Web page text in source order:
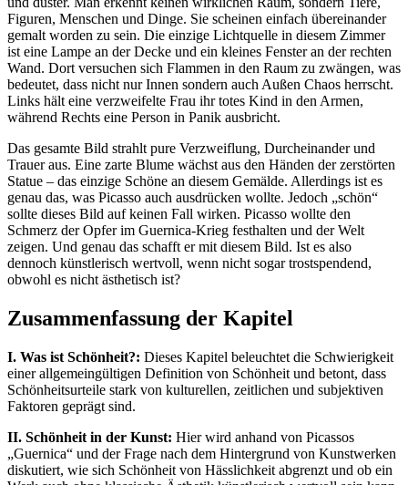
Figuren, Menschen und Dinge. Sie scheinen einfach übereinander
gemalt worden zu sein. Die einzige Lichtquelle in diesem Zimmer
ist eine Lampe an der Decke und ein kleines Fenster an der rechten
Wand. Dort versuchen sich Flammen in den Raum zu zwängen, was
bedeutet, dass nicht nur Innen sondern auch Außen Chaos herrscht.
Links hält eine verzweifelte Frau ihr totes Kind in den Armen,
während Rechts eine Person in Panik ausbricht.
Das gesamte Bild strahlt pure Verzweiflung, Durcheinander und
Trauer aus. Eine zarte Blume wächst aus den Händen der zerstörten
Statue – das einzige Schöne an diesem Gemälde. Allerdings ist es
genau das, was Picasso auch ausdrücken wollte. Jedoch „schön“
sollte dieses Bild auf keinen Fall wirken. Picasso wollte den
Schmerz der Opfer im Guernica-Krieg festhalten und der Welt
zeigen. Und genau das schafft er mit diesem Bild. Ist es also
dennoch künstlerisch wertvoll, wenn nicht sogar trostspendend,
obwohl es nicht ästhetisch ist?
Zusammenfassung der Kapitel
I. Was ist Schönheit?: Dieses Kapitel beleuchtet die Schwierigkeit
einer allgemeingültigen Definition von Schönheit und betont, dass
Schönheitsurteile stark von kulturellen, zeitlichen und subjektiven
Faktoren geprägt sind.
II. Schönheit in der Kunst: Hier wird anhand von Picassos
„Guernica“ und der Frage nach dem Hintergrund von Kunstwerken
diskutiert, wie sich Schönheit von Hässlichkeit abgrenzt und ob ein